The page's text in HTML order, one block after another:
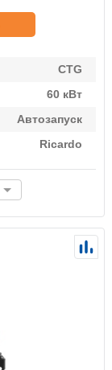
CTG
60 кВт
Автозапуск
Ricardo